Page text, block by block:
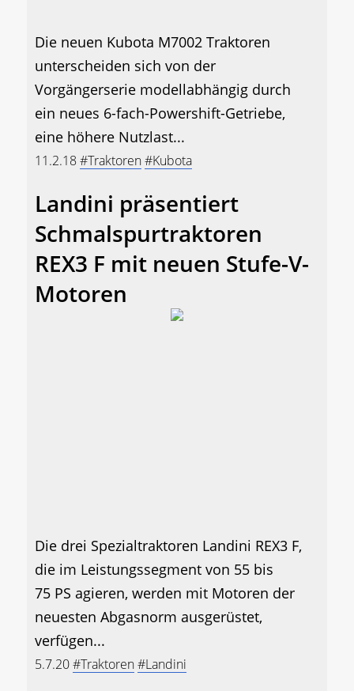
Die neuen Kubota M7002 Traktoren
unterscheiden sich von der
Vorgängerserie modellabhängig durch
ein neues 6-fach-Powershift-Getriebe,
eine höhere Nutzlast...
11.2.18#Traktoren#Kubota
Landini präsentiert
Schmalspurtraktoren
REX3 F mit neuen Stufe-V-
Motoren
Die drei Spezialtraktoren Landini REX3 F,
die im Leistungssegment von 55 bis
75 PS agieren, werden mit Motoren der
neuesten Abgasnorm ausgerüstet,
verfügen...
5.7.20#Traktoren#Landini